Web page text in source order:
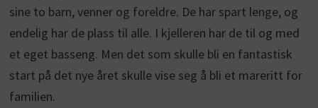
sine to barn, venner og foreldre. De har spart lenge, og
endelig har de plass til alle. I kjelleren har de til og med
et eget basseng. Men det som skulle bli en fantastisk
start på det nye året skulle vise seg å bli et mareritt for
familien.